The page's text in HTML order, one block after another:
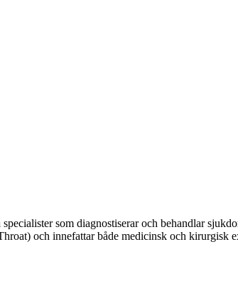
som diagnostiserar och behandlar
och innefattar både medicinsk och